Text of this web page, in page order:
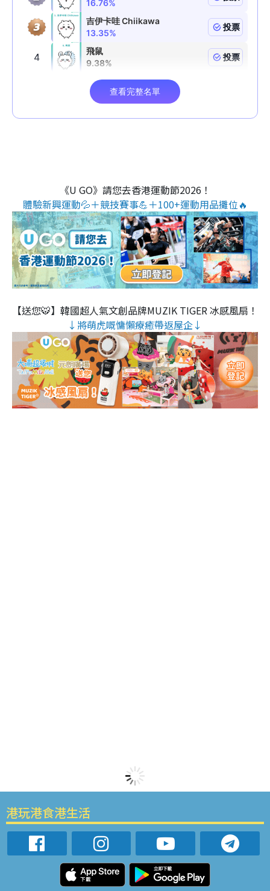
《U GO》請您去香港運動節2026！
體驗新興運動💦＋競技賽事💪＋100+運動用品攤位🔥
【送您🐯】韓國超人氣文創品牌MUZIK TIGER 冰感風扇！
↓將萌虎嘅慵懶療癒帶返屋企↓
港玩港食港生活